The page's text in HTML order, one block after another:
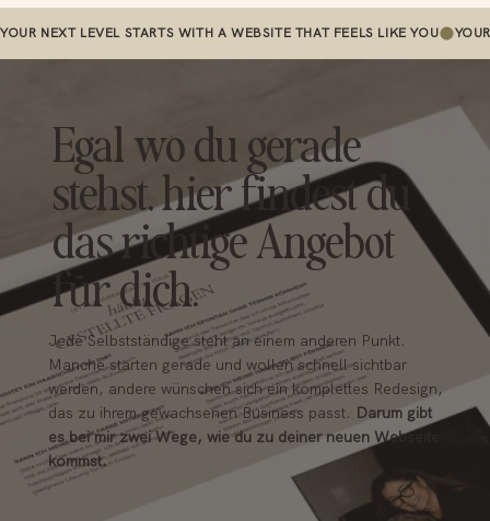
Egal wo du gerade
stehst, hier findest du
das richtige Angebot
für dich.
Jede Selbstständige steht an einem anderen Punkt.
Manche starten gerade und wollen schnell sichtbar
werden, andere wünschen sich ein komplettes Redesign,
das zu ihrem gewachsenen Business passt. Darum gibt
es bei mir zwei Wege, wie du zu deiner neuen Webseite
kommst.
YOUR NEXT LEVEL STARTS WITH A WEBSITE THAT FEELS LIKE YOU